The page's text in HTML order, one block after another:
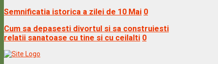
Semnificatia istorica a zilei de 10 Mai 0
Cum sa depasesti divortul si sa construiesti
relatii sanatoase cu tine si cu ceilalti 0